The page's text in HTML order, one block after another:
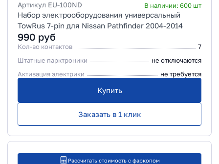
Артикул EU-100ND В наличии: 600 шт
Набор электрооборудования универсальный
TowRus 7-pin для Nissan Pathfinder 2004-2014
990 руб
Кол-во контактов
7
Штатные парктроники
не отключаются
Активация электрики
не требуется
Купить
Заказать в 1 клик
Рассчитать стоимость с фаркопом